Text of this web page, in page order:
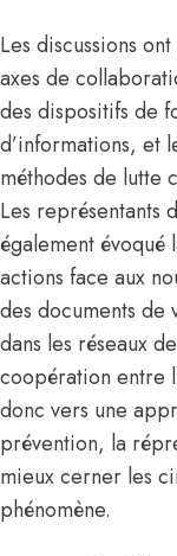
Les discussions
axes de
des dispositifs de
d’informations, et
méthodes de lutte
Les représentants
également évoqué
actions face aux
des documents de
dans les réseaux
coopération entre l’
donc vers une
prévention, la
mieux cerner les
phénomène.